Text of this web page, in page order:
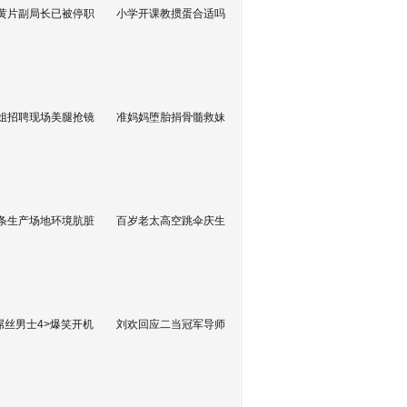
片副局长已被停职 小学开课教掼蛋合适吗
招聘现场美腿抢镜 准妈妈堕胎捐骨髓救妹
生产场地环境肮脏 百岁老太高空跳伞庆生
丝男士4>爆笑开机 刘欢回应二当冠军导师